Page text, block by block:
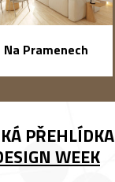
Na Pramenech
PŘEHLÍDKA
WEEK